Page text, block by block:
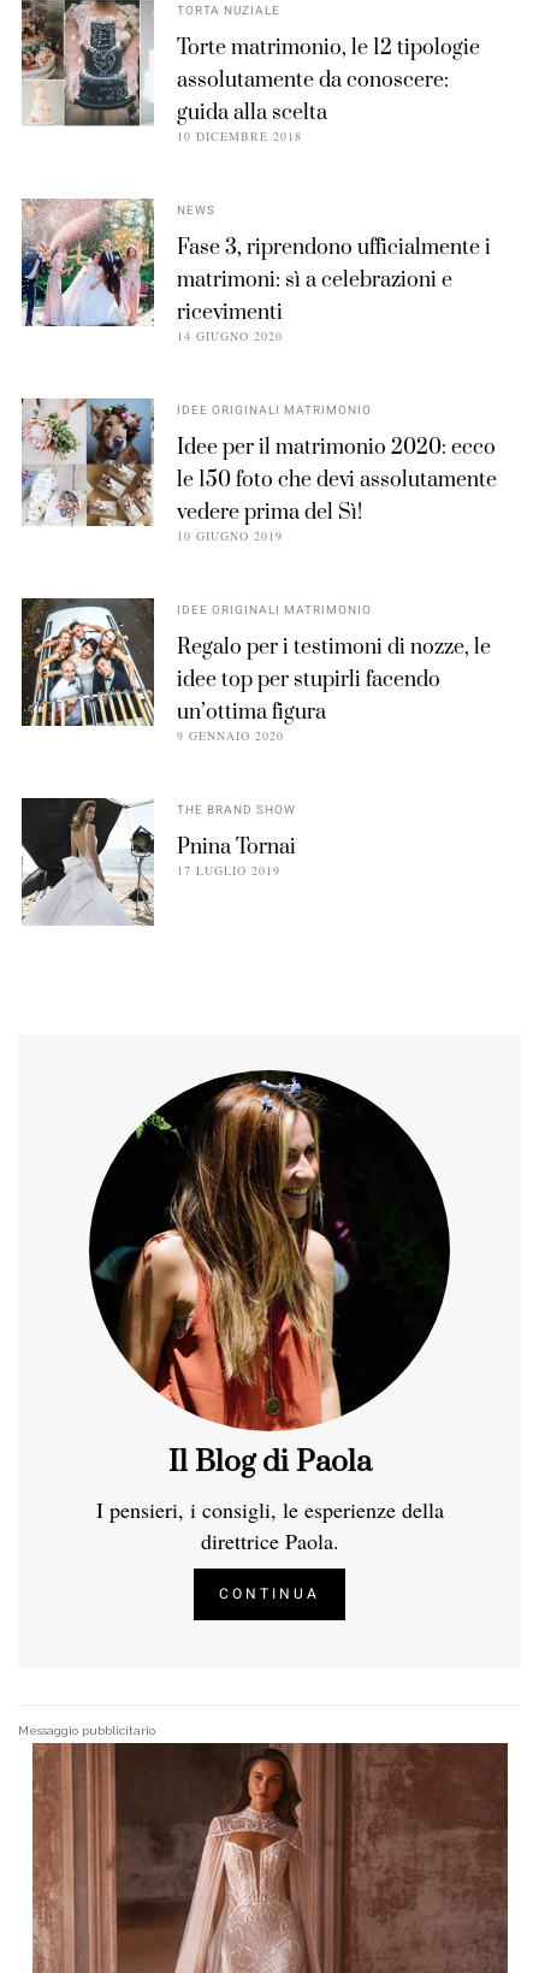
TORTA NUZIALE
Torte matrimonio, le 12 tipologie
assolutamente da conoscere:
guida alla scelta
10 DICEMBRE 2018
NEWS
Fase 3, riprendono ufficialmente i
matrimoni: sì a celebrazioni e
ricevimenti
14 GIUGNO 2020
IDEE ORIGINALI MATRIMONIO
Idee per il matrimonio 2020: ecco
le 150 foto che devi assolutamente
vedere prima del Sì!
10 GIUGNO 2019
IDEE ORIGINALI MATRIMONIO
Regalo per i testimoni di nozze, le
idee top per stupirli facendo
un’ottima figura
9 GENNAIO 2020
THE BRAND SHOW
Pnina Tornai
17 LUGLIO 2019
Il Blog di Paola
I pensieri, i consigli, le esperienze della
direttrice Paola.
CONTINUA
Messaggio pubblicitario